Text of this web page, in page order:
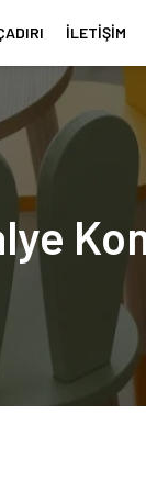
İLETİŞİM